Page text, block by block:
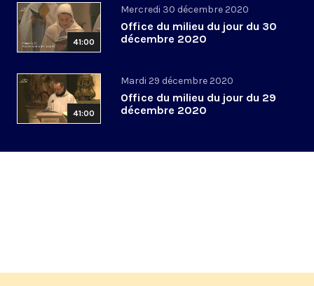
41:00
Mercredi 30 décembre 2020
Office du milieu du jour du 30
décembre 2020
41:00
Mardi 29 décembre 2020
Office du milieu du jour du 29
décembre 2020